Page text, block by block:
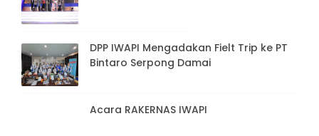
DPP IWAPI Mengadakan Fielt Trip ke PT
Bintaro Serpong Damai
Acara RAKERNAS IWAPI